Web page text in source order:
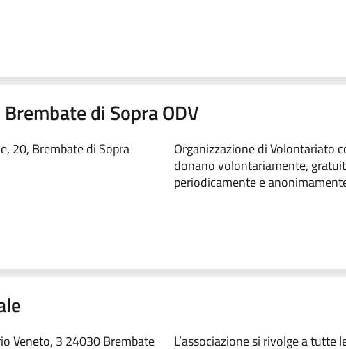
di Sopra ODV
20, Brembate di Sopra
Organizzazione di Volontariato
donano volontariamente,
periodicamente e
Veneto, 3 24030 Brembate
L’associazione si rivolge a tutte